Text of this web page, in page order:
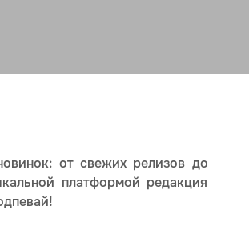
от свежих релизов до
платформой редакция